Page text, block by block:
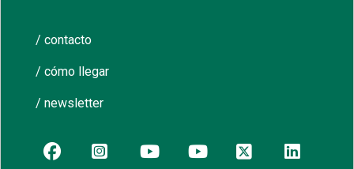
/ contacto
/ cómo llegar
/ newsletter